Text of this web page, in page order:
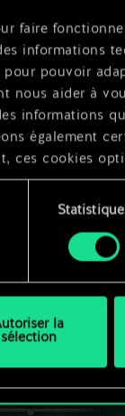
faire
informations
pouvoir
nous aider à
informations
également
ces cookies
le menu
la
sélection